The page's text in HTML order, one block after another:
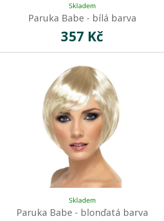
Skladem
Paruka Babe - bílá barva
357 Kč
Skladem
Paruka Babe - blonďatá barva